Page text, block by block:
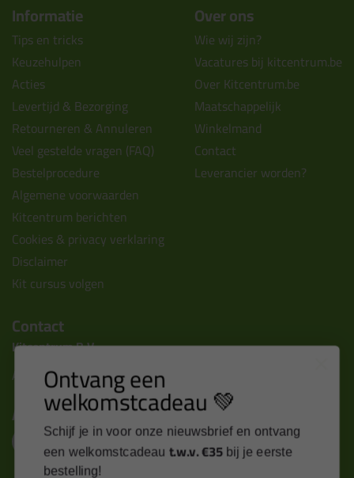
Informatie
Tips en tricks
Keuzehulpen
Acties
Levertijd & Bezorging
Retourneren & Annuleren
Veel gestelde vragen (FAQ)
Bestelprocedure
Algemene voorwaarden
Kitcentrum berichten
Cookies & privacy verklaring
Disclaimer
Kit cursus volgen
Over ons
Wie wij zijn?
Vacatures bij kitcentrum.be
Over Kitcentrum.be
Maatschappelijk
Winkelmand
Contact
Leverancier worden?
Contact
Kitcentrum B.V.
Alle contactgegevens >
Altijd op de hoogte blijven?
Ontvang een
welkomstcadeau 💚
Schijf je in voor onze nieuwsbrief en ontvang
een welkomstcadeau t.w.v. €35 bij je eerste
bestelling!